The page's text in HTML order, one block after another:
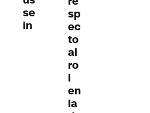
se
in
sp
ec
to
al
ro
l
en
la